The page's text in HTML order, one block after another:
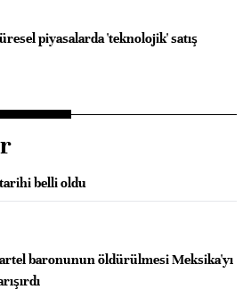
piyasalarda 'teknolojik' satış
belli oldu
baronunun öldürülmesi Meksika'yı